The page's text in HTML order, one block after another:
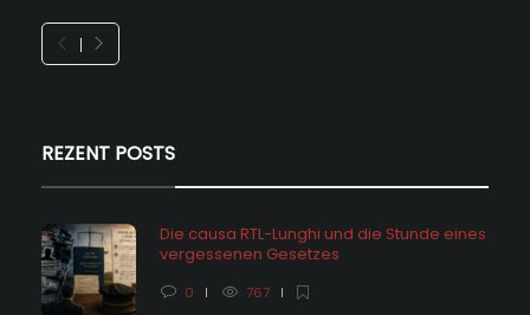
REZENT POSTS
Die causa RTL-Lunghi und die Stunde eines
vergessenen Gesetzes
0 767